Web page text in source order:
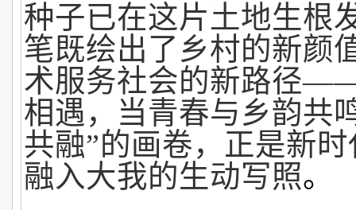
种子已在这片土地生根
笔既绘出了乡村的新颜
术服务社会的新路径
相遇，当青春与乡韵共
共融”的画卷，正是新
融入大我的生动写照。